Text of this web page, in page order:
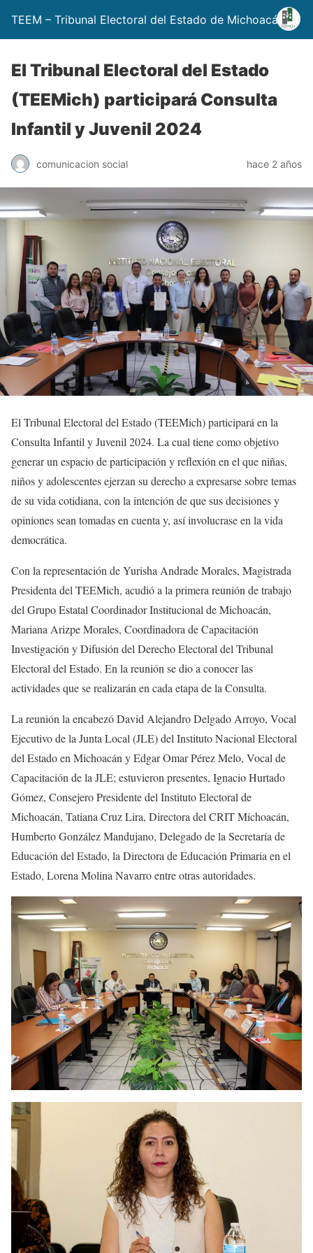
TEEM – Tribunal Electoral del Estado de Michoacán
El Tribunal Electoral del Estado
(TEEMich) participará Consulta
Infantil y Juvenil 2024
comunicacion social hace 2 años
El Tribunal Electoral del Estado (TEEMich) participará en la
Consulta Infantil y Juvenil 2024. La cual tiene como objetivo
generar un espacio de participación y reflexión en el que niñas,
niños y adolescentes ejerzan su derecho a expresarse sobre temas
de su vida cotidiana, con la intención de que sus decisiones y
opiniones sean tomadas en cuenta y, así involucrase en la vida
democrática.
Con la representación de Yurisha Andrade Morales, Magistrada
Presidenta del TEEMich, acudió a la primera reunión de trabajo
del Grupo Estatal Coordinador Institucional de Michoacán,
Mariana Arizpe Morales, Coordinadora de Capacitación
Investigación y Difusión del Derecho Electoral del Tribunal
Electoral del Estado. En la reunión se dio a conocer las
actividades que se realizarán en cada etapa de la Consulta.
La reunión la encabezó David Alejandro Delgado Arroyo, Vocal
Ejecutivo de la Junta Local (JLE) del Instituto Nacional Electoral
del Estado en Michoacán y Edgar Omar Pérez Melo, Vocal de
Capacitación de la JLE; estuvieron presentes, Ignacio Hurtado
Gómez, Consejero Presidente del Instituto Electoral de
Michoacán, Tatiana Cruz Lira, Directora del CRIT Michoacán,
Humberto González Mandujano, Delegado de la Secretaría de
Educación del Estado, la Directora de Educación Primaria en el
Estado, Lorena Molina Navarro entre otras autoridades.